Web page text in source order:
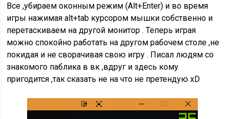
Все ,убираем оконным режим (Alt+Enter) и во время
игры нажимая alt+tab курсором мышки собственно и
перетаскиваем на другой монитор . Теперь играя
можно спокойно работать на другом рабочем столе ,не
покидая и не сворачивая свою игру . Писал людям со
знакомого паблика в вк ,вдруг и здесь кому
пригодится ,так сказать не на что не претендую хD